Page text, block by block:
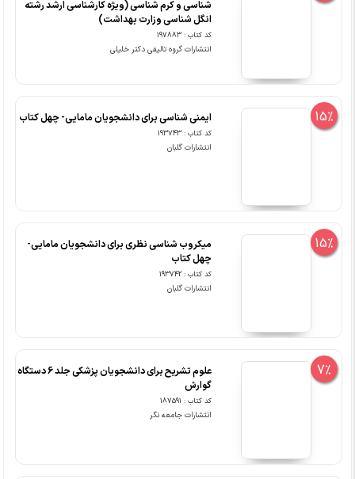
شناسی و کرم شناسی (ویژه کارشناسی ارشد رشته
انگل شناسی وزارت بهداشت)
کد کتاب : 197883
انتشارات گروه تالیفی دکتر خلیلی
15% ایمنی شناسی برای دانشجویان مامایی- چهل کتاب
کد کتاب : 193743
انتشارات گلبان
15%
میکروب شناسی نظری برای دانشجویان مامایی-
چهل کتاب
کد کتاب : 193742
انتشارات گلبان
7%
علوم تشریح برای دانشجویان پزشکی جلد 6 دستگاه
گوارش
کد کتاب : 187591
انتشارات جامعه نگر